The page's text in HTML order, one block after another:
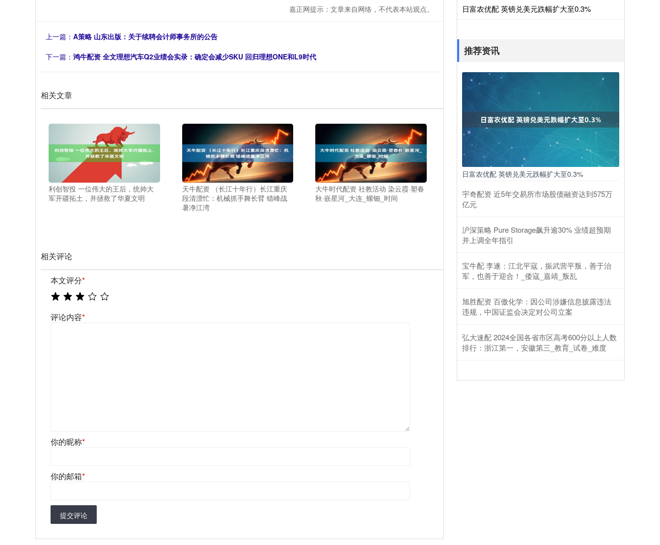
嘉正网提示：文章来自网络，不代表本站观点。
上一篇： A策略 山东出版：关于续聘会计师事务所的公告
下一篇： 鸿牛配资 全文理想汽车Q2业绩会实录：确定会减少SKU 回归理想ONE和L9时代
相关文章
利创智投 一位伟大的王后，统帅大
军开疆拓土，并拯救了华夏文明
天牛配资 （长江十年行）长江重庆
段清漂忙：机械抓手舞长臂 错峰战
暑净江湾
大牛时代配资 社教活动 染云霞·塑春
秋·嵌星河_大连_螺钿_时间
相关评论
本文评分*
评论内容*
你的昵称*
你的邮箱*
提交评论
日富农优配 英镑兑美元跌幅扩大至0.3%
推荐资讯
日富农优配 英镑兑美元跌幅扩大至0.3%
宇奇配资 近5年交易所市场股债融资达到575万
亿元
沪深策略 Pure Storage飙升逾30% 业绩超预期
并上调全年指引
宝牛配 李遂：江北平寇，振武营平叛，善于治
军，也善于迎合！_倭寇_嘉靖_叛乱
旭胜配资 百傲化学：因公司涉嫌信息披露违法
违规，中国证监会决定对公司立案
弘大速配 2024全国各省市区高考600分以上人数
排行：浙江第一，安徽第三_教育_试卷_难度